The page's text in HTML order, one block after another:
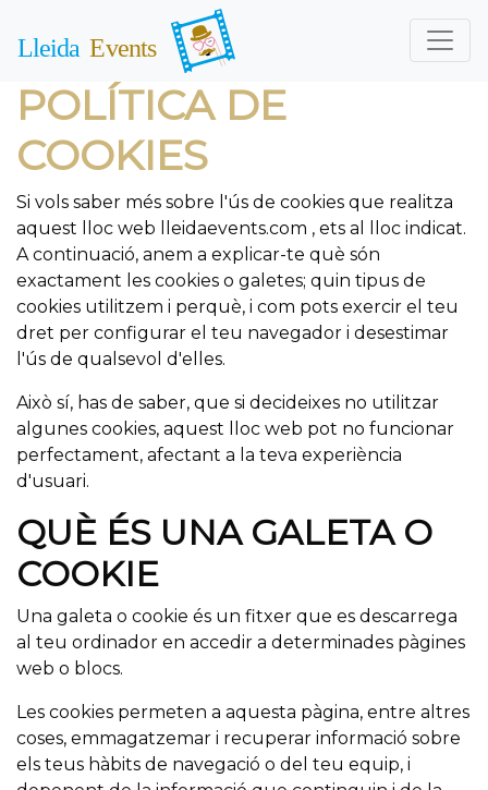
POLÍTICA DE
COOKIES
Si vols saber més sobre l'ús de cookies que realitza
aquest lloc web lleidaevents.com , ets al lloc indicat.
A continuació, anem a explicar-te què són
exactament les cookies o galetes; quin tipus de
cookies utilitzem i perquè, i com pots exercir el teu
dret per configurar el teu navegador i desestimar
l'ús de qualsevol d'elles.
Això sí, has de saber, que si decideixes no utilitzar
algunes cookies, aquest lloc web pot no funcionar
perfectament, afectant a la teva experiència
d'usuari.
QUÈ ÉS UNA GALETA O
COOKIE
Una galeta o cookie és un fitxer que es descarrega
al teu ordinador en accedir a determinades pàgines
web o blocs.
Les cookies permeten a aquesta pàgina, entre altres
coses, emmagatzemar i recuperar informació sobre
els teus hàbits de navegació o del teu equip, i